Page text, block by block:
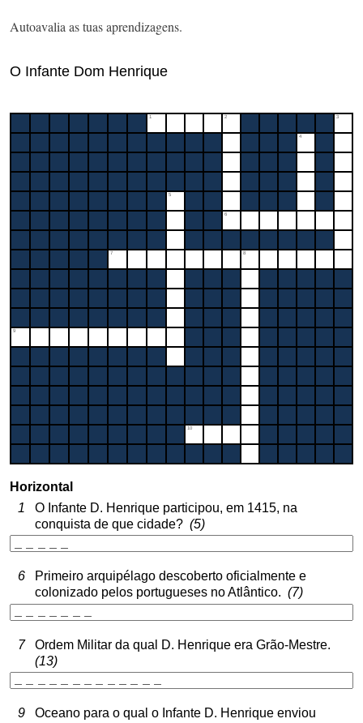
Autoavalia as tuas aprendizagens.